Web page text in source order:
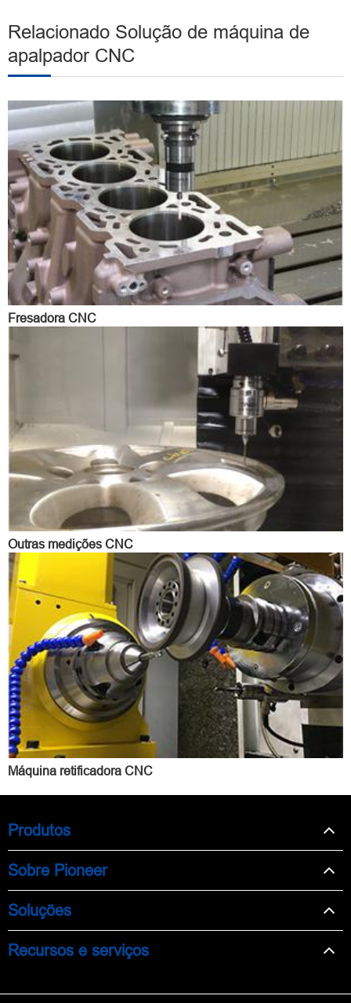
Relacionado Solução de máquina de
apalpador CNC
Fresadora CNC
Outras medições CNC
Máquina retificadora CNC
Produtos
Sobre Pioneer
Soluções
Recursos e serviços